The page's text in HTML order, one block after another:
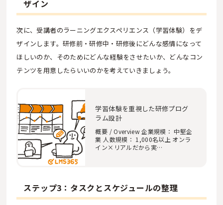
ザイン
次に、受講者のラーニングエクスペリエンス（学習体験）をデ
ザインします。研修前・研修中・研修後にどんな感情になって
ほしいのか、そのためにどんな経験をさせたいか、どんなコン
テンツを用意したらいいのかを考えていきましょう。
学習体験を重視した研修プログ
ラム設計
概要 / Overview 企業規模： 中堅企
業 人数規模： 1,000名以上 オンラ
イン×リアルだから実…
ステップ3：タスクとスケジュールの整理